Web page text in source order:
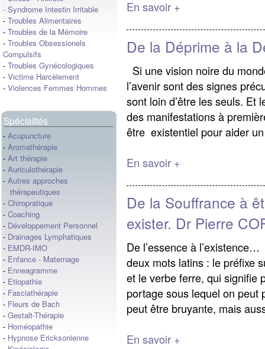
- Syndrome Intestin Irritable
- Troubles Alimentaires
- Troubles de la Mémoire
- Troubles Obsessionels
Compulsifs
- Troubles Gynécologiques
- Victime Harcèlement
- Violences Femmes Hommes
Spécialités
- Acupuncture
- Aromathérapie
- Art thérapie
- Auriculothérapie
- Autres approches
thérapeutiques
- Chiropratique
- Coaching
- Développement Personnel
- Drainages Lymphatiques
- EMDR-IMO
- Enfance - Maternage
- Enneagramme
- Etiopathie
- Fasciathérapie
- Fleurs de Bach
- Gestalt-Thérapie
- Homéopathie
- Hypnose Ericksonienne
En savoir +
De la Déprime à la
Si une vision noire du
l’avenir sont des signes
sont loin d’être les seuls. Et
des manifestations à
être existentiel pour aider
En savoir +
De la Souffrance à
exister. Dr Pierre
De l’essence à
deux mots latins : le préfixe
et le verbe ferre, qui signifie
portage sous lequel on peut
peut être bruyante, mais
En savoir +